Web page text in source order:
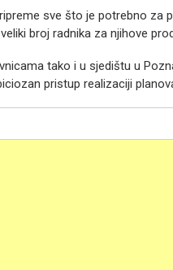
sve što je potrebno za
broj radnika za njihove
tako i u sjedištu u
pristup realizaciji